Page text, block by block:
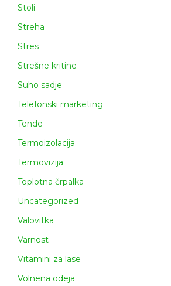
Stoli
Streha
Stres
Strešne kritine
Suho sadje
Telefonski marketing
Tende
Termoizolacija
Termovizija
Toplotna črpalka
Uncategorized
Valovitka
Varnost
Vitamini za lase
Volnena odeja